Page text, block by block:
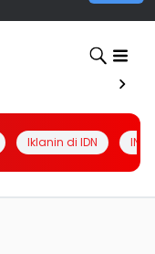
Iklanin di IDN